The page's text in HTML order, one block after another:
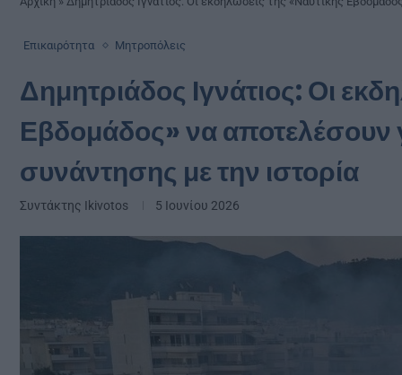
Επικαιρότητα Μητροπόλεις
Δημητριάδος Ιγνάτιος: Οι
Εβδομάδος» να αποτελέσουν
συνάντησης με την ιστορία
Συντάκτης Ikivotos 5 Ιουνίου 2026